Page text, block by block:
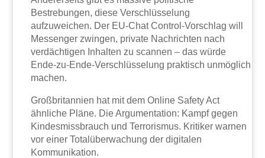
Bestrebungen, diese Verschlüsselung
aufzuweichen. Der EU-Chat Control-Vorschlag will
Messenger zwingen, private Nachrichten nach
verdächtigen Inhalten zu scannen – das würde
Ende-zu-Ende-Verschlüsselung praktisch unmöglich
machen.
Großbritannien hat mit dem Online Safety Act
ähnliche Pläne. Die Argumentation: Kampf gegen
Kindesmissbrauch und Terrorismus. Kritiker warnen
vor einer Totalüberwachung der digitalen
Kommunikation.